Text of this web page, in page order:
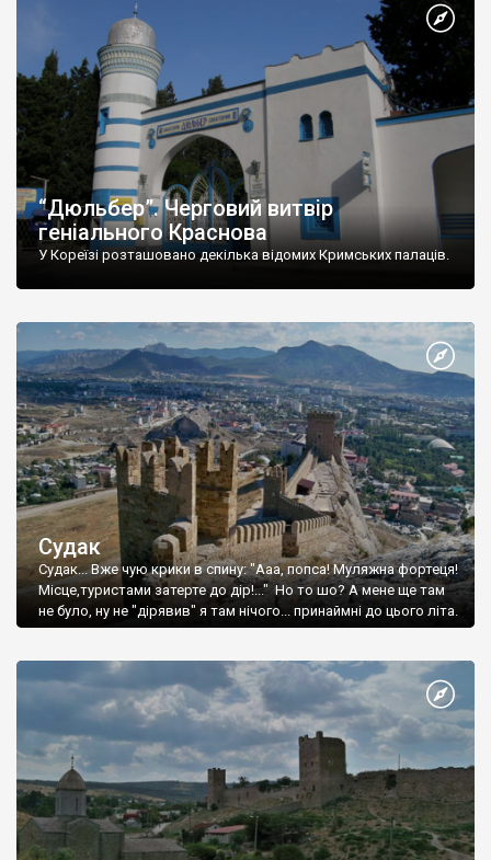
“Дюльбер”. Черговий витвір
геніального Краснова
У Кореїзі розташовано декілька відомих Кримських палаців.
Судак
Судак... Вже чую крики в спину: "Ааа, попса! Муляжна фортеця!
Місце,туристами затерте до дір!..." Но то шо? А мене ще там
не було, ну не "дірявив" я там нічого... принаймні до цього літа.